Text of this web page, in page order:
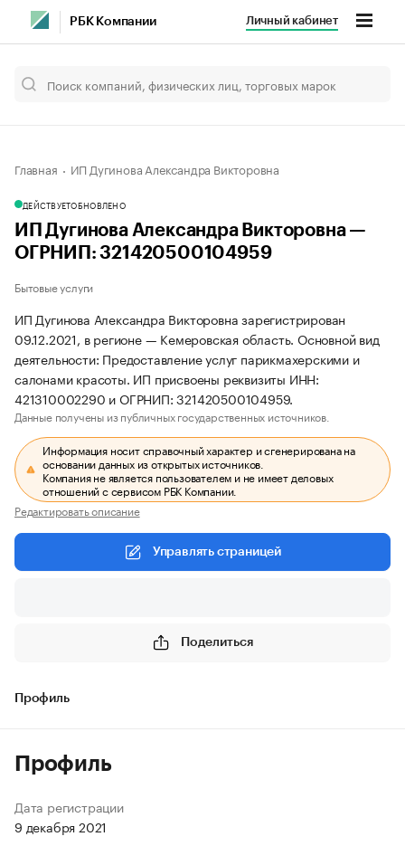
РБК Компании Личный кабинет
Главная ИП Дугинова Александра Викторовна
ДЕЙСТВУЕТОБНОВЛЕНО
ИП Дугинова Александра Викторовна —
ОГРНИП: 321420500104959
Бытовые услуги
ИП Дугинова Александра Викторовна зарегистрирован
09.12.2021, в регионе — Кемеровская область. Основной вид
деятельности: Предоставление услуг парикмахерскими и
салонами красоты. ИП присвоены реквизиты ИНН:
421310002290 и ОГРНИП: 321420500104959.
Данные получены из публичных государственных источников.
Информация носит справочный характер и сгенерирована на
основании данных из открытых источников.
Компания не является пользователем и не имеет деловых
отношений с сервисом РБК Компании.
Редактировать описание
Управлять страницей
Поделиться
Профиль
Профиль
Дата регистрации
9 декабря 2021